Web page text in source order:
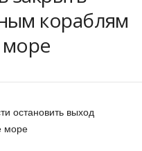
кораблям
остановить выход
море